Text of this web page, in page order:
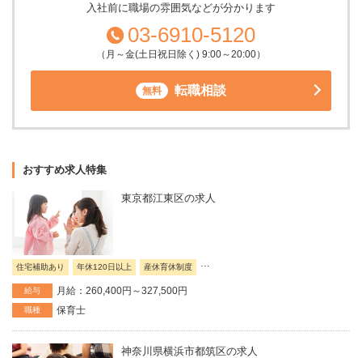
入社前に職場の雰囲気などが分かります
03-6910-5120
（月～金(土日祝日除く) 9:00～20:00）
無料 転職相談
おすすめ求人特集
東京都江東区の求人
住宅補助あり 年休120日以上 産休育休制度
給与 月給：260,400円～327,500円
職種 保育士
神奈川県横浜市都筑区の求人